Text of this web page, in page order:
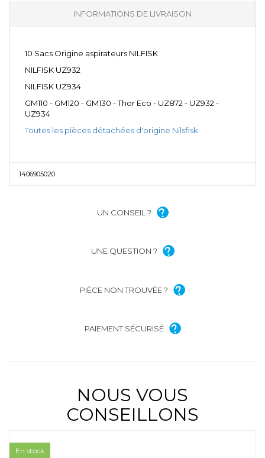
INFORMATIONS DE LIVRAISON
10 Sacs Origine aspirateurs NILFISK
NILFISK UZ932
NILFISK UZ934
GM110 - GM120 - GM130 - Thor Eco - UZ872 - UZ932 -
UZ934
Toutes les pièces détachées d'origine Nilsfisk
1406905020
UN CONSEIL ?
UNE QUESTION ?
PIÈCE NON TROUVÉE ?
PAIEMENT SÉCURISÉ
NOUS VOUS
CONSEILLONS
En stock